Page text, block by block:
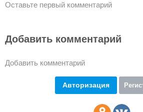
Оставьте первый комментарий
Добавить комментарий
Добавить комментарий
Авторизация